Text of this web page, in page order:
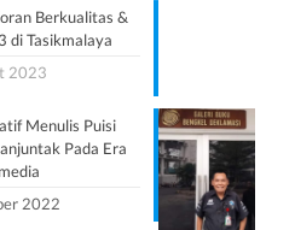
Berkualitas &
di Tasikmalaya
2023
Menulis Puisi
Pada Era
2022